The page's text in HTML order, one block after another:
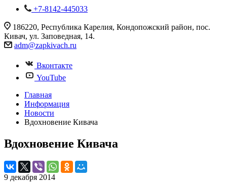
+7-8142-445033
186220, Республика Карелия, Кондопожский район, пос.
Кивач, ул. Заповедная, 14.
adm@zapkivach.ru
Вконтакте
YouTube
Главная
Информация
Новости
Вдохновение Кивача
Вдохновение Кивача
9 декабря 2014